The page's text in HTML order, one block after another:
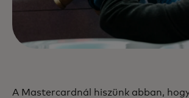
A Mastercardnál hiszünk abban,